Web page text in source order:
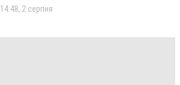
14:48, 2 серпня